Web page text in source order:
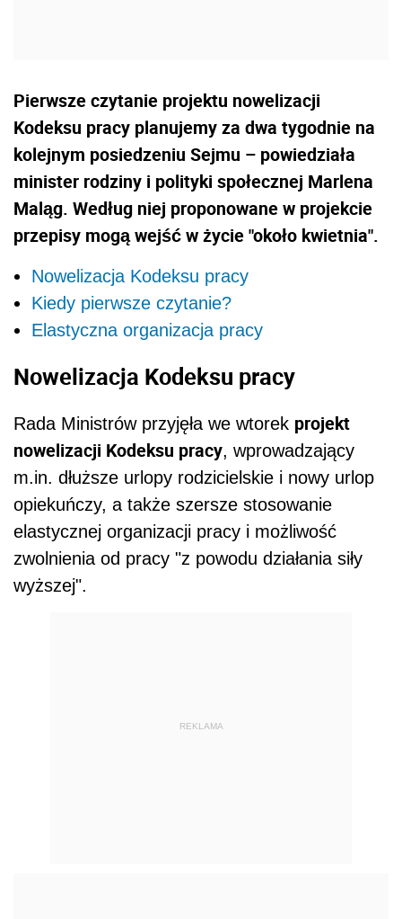
Pierwsze czytanie projektu nowelizacji
Kodeksu pracy planujemy za dwa tygodnie na
kolejnym posiedzeniu Sejmu – powiedziała
minister rodziny i polityki społecznej Marlena
Maląg. Według niej proponowane w projekcie
przepisy mogą wejść w życie "około kwietnia".
Nowelizacja Kodeksu pracy
Kiedy pierwsze czytanie?
Elastyczna organizacja pracy
Nowelizacja Kodeksu pracy
Rada Ministrów przyjęła we wtorek projekt
nowelizacji Kodeksu pracy, wprowadzający
m.in. dłuższe urlopy rodzicielskie i nowy urlop
opiekuńczy, a także szersze stosowanie
elastycznej organizacji pracy i możliwość
zwolnienia od pracy "z powodu działania siły
wyższej".
REKLAMA